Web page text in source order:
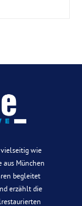
vielseitig wie
aus München
begleitet
erzählt die